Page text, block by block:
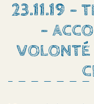
23.11.19 -
-
VOLONTÉ